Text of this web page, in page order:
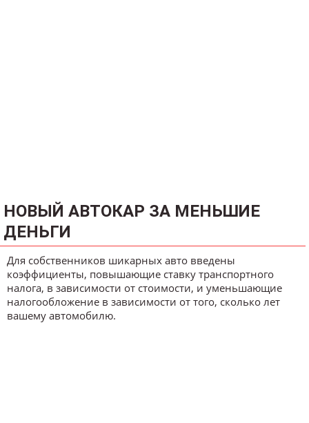
НОВЫЙ АВТОКАР ЗА МЕНЬШИЕ
ДЕНЬГИ
Для собственников шикарных авто введены
коэффициенты, повышающие ставку транспортного
налога, в зависимости от стоимости, и уменьшающие
налогообложение в зависимости от того, сколько лет
вашему автомобилю.